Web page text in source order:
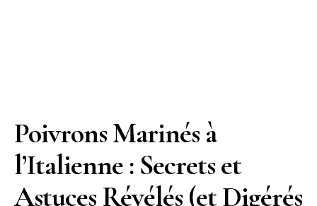
Poivrons Marinés à
l’Italienne : Secrets et
Astuces Révélés (et Digérés